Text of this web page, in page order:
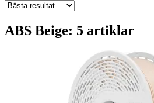
ABS Beige: 5 artiklar